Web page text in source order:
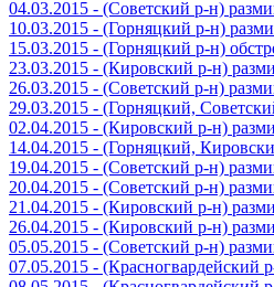
04.03.2015 - (Советский р-н)
10.03.2015 - (Горняцкий р-н)
15.03.2015 - (Горняцкий р-н)
23.03.2015 - (Кировский р-н)
26.03.2015 - (Советский р-н)
29.03.2015 - (Горняцкий,
02.04.2015 - (Кировский р-н)
14.04.2015 - (Горняцкий,
19.04.2015 - (Советский р-н)
20.04.2015 - (Советский р-н)
21.04.2015 - (Кировский р-н)
26.04.2015 - (Кировский р-н)
05.05.2015 - (Советский р-н)
07.05.2015 - (Красногвардейский